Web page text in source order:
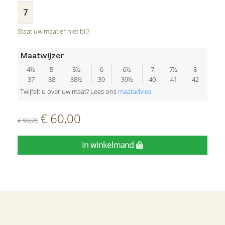
7
Staat uw maat er niet bij?
Maatwijzer
4½ 5 5½ 6 6½ 7 7½
8
37
38 38½ 39 39½ 40 41
42
Twijfelt u over uw maat? Lees ons maatadvies
€ 99,95 € 60,00
In winkelmand